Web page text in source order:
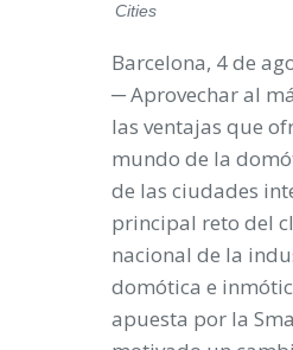
Cities
Barcelona, 4 de
─Aprovechar al
las ventajas que
mundo de la
de las ciudades
principal reto del
nacional de la
domótica e
apuesta por la